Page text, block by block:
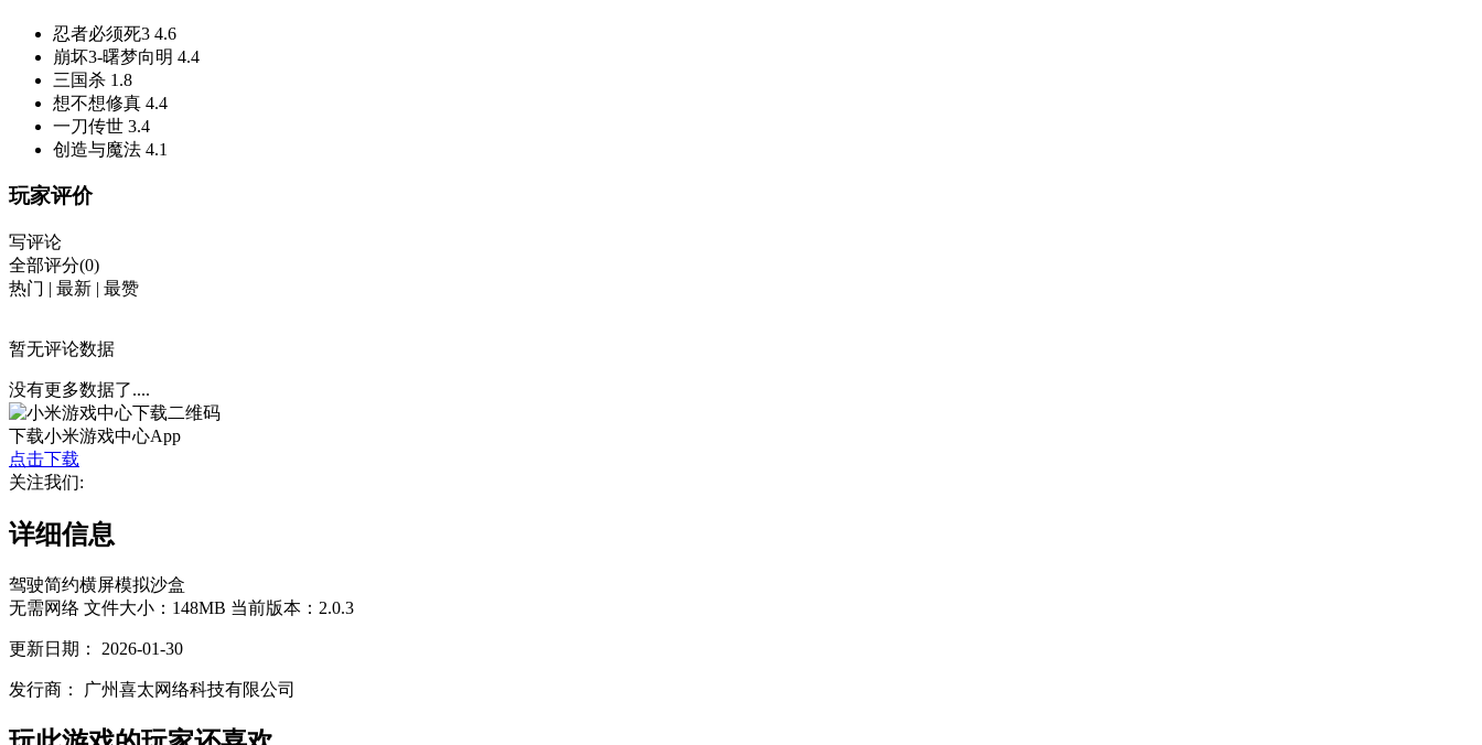
忍者必须死3 4.6
崩坏3-曙梦向明 4.4
三国杀 1.8
想不想修真 4.4
一刀传世 3.4
创造与魔法 4.1
玩家评价
写评论
全部评分(0)
热门 | 最新 | 最赞
暂无评论数据
没有更多数据了....
下载小米游戏中心App
点击下载
关注我们:
详细信息
驾驶简约横屏模拟沙盒
无需网络 文件大小：148MB 当前版本：2.0.3
更新日期： 2026-01-30
发行商： 广州喜太网络科技有限公司